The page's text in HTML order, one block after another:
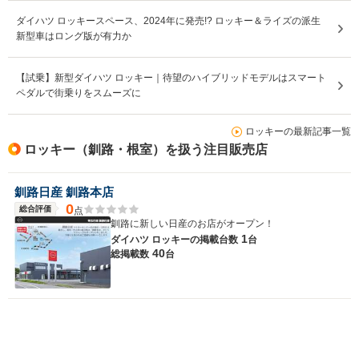
ダイハツ ロッキースペース、2024年に発売!? ロッキー＆ライズの派生
新型車はロング版が有力か
【試乗】新型ダイハツ ロッキー｜待望のハイブリッドモデルはスマート
ペダルで街乗りをスムーズに
ロッキーの最新記事一覧
ロッキー（釧路・根室）を扱う注目販売店
釧路日産 釧路本店
総合評価 0点
釧路に新しい日産のお店がオープン！
ダイハツ ロッキーの掲載台数 1台
総掲載数 40台